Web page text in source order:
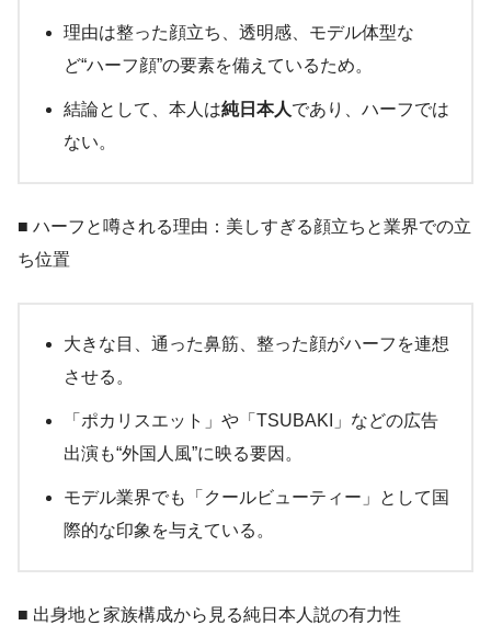
理由は整った顔立ち、透明感、モデル体型な
ど“ハーフ顔”の要素を備えているため。
結論として、本人は純日本人であり、ハーフでは
ない。
■ ハーフと噂される理由：美しすぎる顔立ちと業界での立
ち位置
大きな目、通った鼻筋、整った顔がハーフを連想
させる。
「ポカリスエット」や「TSUBAKI」などの広告
出演も“外国人風”に映る要因。
モデル業界でも「クールビューティー」として国
際的な印象を与えている。
■ 出身地と家族構成から見る純日本人説の有力性